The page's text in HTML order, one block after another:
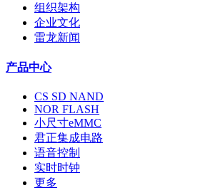
组织架构
企业文化
雷龙新闻
产品中心
CS SD NAND
NOR FLASH
小尺寸eMMC
君正集成电路
语音控制
实时时钟
更多